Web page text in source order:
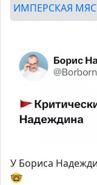
ИМПЕРСКАЯ
У Бориса
🤓